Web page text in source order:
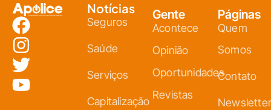
Notícias
Seguros
Saúde
Serviços
Capitalização
Gente
Acontece
Opinião
Oportunidades
Revistas
Páginas
Quem
Somos
Contato
Newsletter